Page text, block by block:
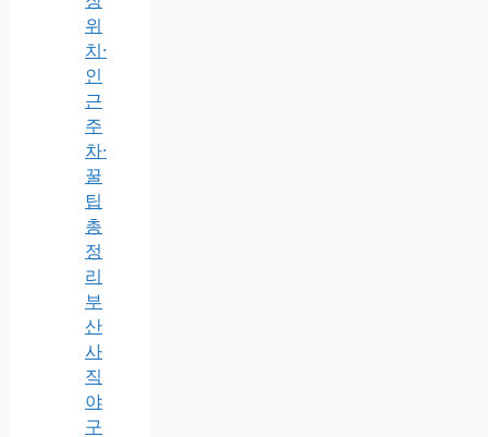
위
치·
인
근
주
차·
꿀
팁
총
정
리
부
산
사
직
야
구